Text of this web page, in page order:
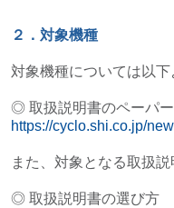
２．対象機種
対象機種については以下
◎ 取扱説明書のペーパ
https://cyclo.shi.co.jp/
また、対象となる取扱
◎ 取扱説明書の選び方